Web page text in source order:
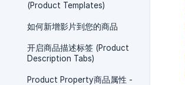
(Product Templates)
如何新增影片到您的商品
开启商品描述标签 (Product
Description Tabs)
Product Property商品属性 -